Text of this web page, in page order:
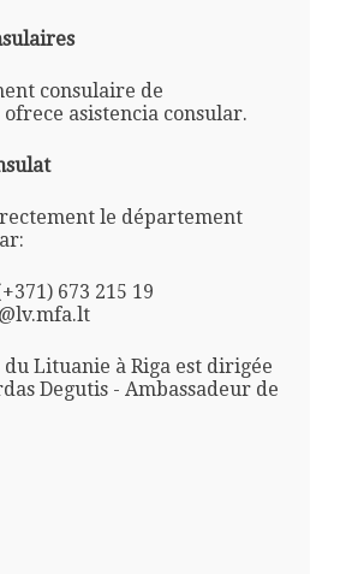
consulaire de
ofrece asistencia consular.
le département
673 215 19
du Lituanie à Riga est dirigée
Degutis - Ambassadeur de